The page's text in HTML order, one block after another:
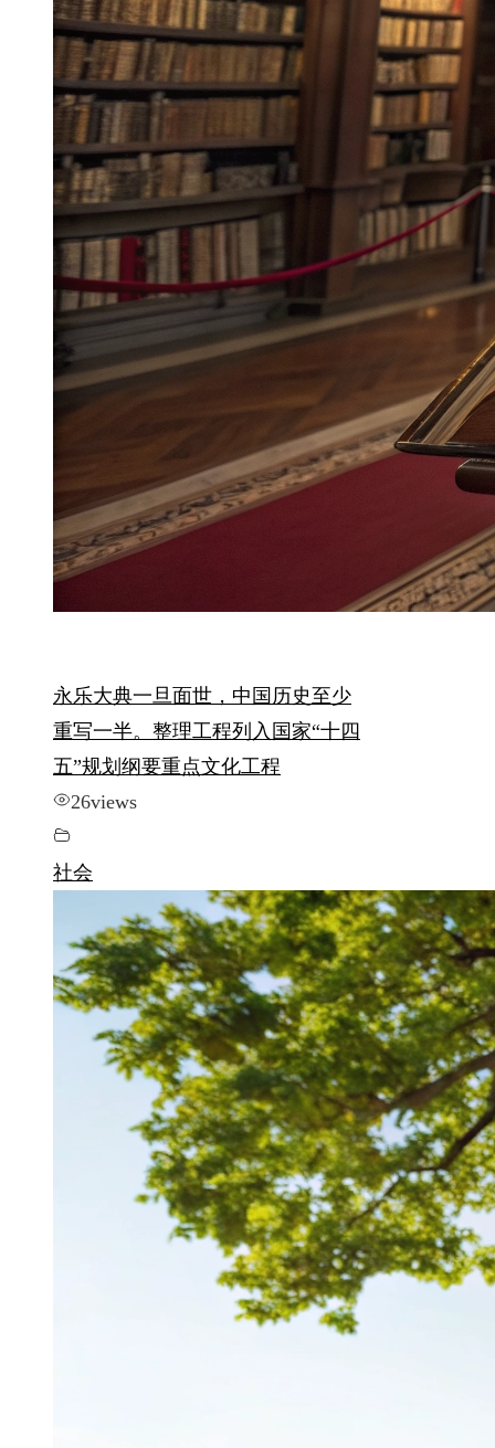
永乐大典一旦面世，中国历史至少
重写一半。整理工程列入国家“十四
五”规划纲要重点文化工程
26views
社会